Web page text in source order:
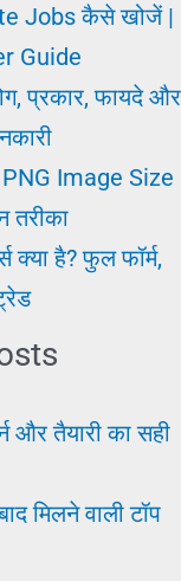
Jobs कैसे खोजें |
Guide
प्रकार, फायदे और
Image Size
है? फुल फॉर्म,
और तैयारी का सही
मिलने वाली टॉप